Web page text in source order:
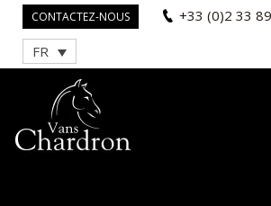
CONTACTEZ-NOUS +33 (0)2 33
FR